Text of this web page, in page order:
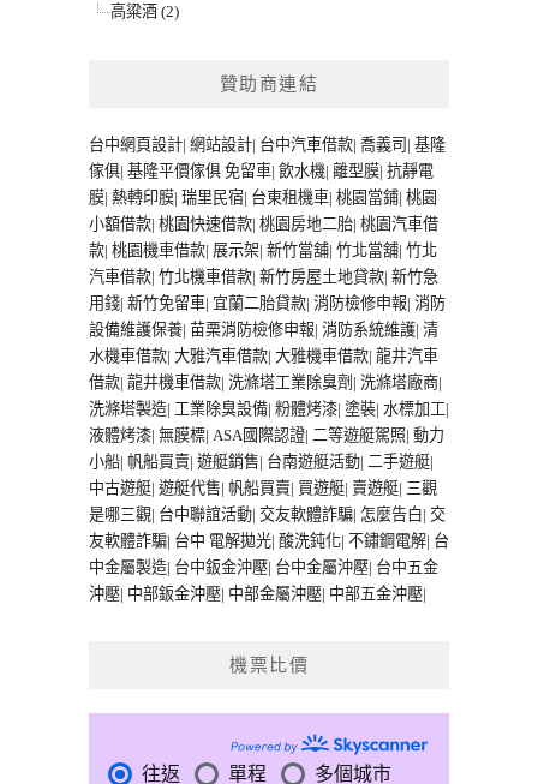
高粱酒 (2)
贊助商連結
台中網頁設計| 網站設計| 台中汽車借款| 喬義司 | 基隆
傢俱| 基隆平價傢俱 免留車| 飲水機| 離型膜| 抗靜電
膜| 熱轉印膜| 瑞里民宿| 台東租機車| 桃園當鋪| 桃園
小額借款| 桃園快速借款| 桃園房地二胎| 桃園汽車借
款| 桃園機車借款| 展示架| 新竹當舖| 竹北當舖| 竹北
汽車借款| 竹北機車借款| 新竹房屋土地貸款| 新竹急
用錢| 新竹免留車| 宜蘭二胎貸款| 消防檢修申報| 消防
設備維護保養| 苗栗消防檢修申報| 消防系統維護| 清
水機車借款| 大雅汽車借款| 大雅機車借款| 龍井汽車
借款| 龍井機車借款| 洗滌塔工業除臭劑 | 洗滌塔廠商|
洗滌塔製造| 工業除臭設備| 粉體烤漆| 塗裝| 水標加工|
液體烤漆| 無膜標| ASA國際認證| 二等遊艇駕照| 動力
小船| 帆船買賣| 遊艇銷售| 台南遊艇活動| 二手遊艇|
中古遊艇| 遊艇代售| 帆船買賣| 買遊艇| 賣遊艇| 三觀
是哪三觀| 台中聯誼活動| 交友軟體詐騙| 怎麼告白| 交
友軟體詐騙| 台中 電解拋光| 酸洗鈍化| 不鏽鋼電解| 台
中金屬製造| 台中鈑金沖壓| 台中金屬沖壓| 台中五金
沖壓| 中部鈑金沖壓| 中部金屬沖壓| 中部五金沖壓|
機票比價